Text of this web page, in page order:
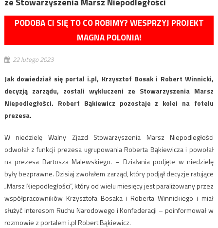
PODOBA CI SIĘ TO CO ROBIMY? WESPRZYJ PROJEKT
MAGNA POLONIA!
22 lutego 2023
Jak dowiedział się portal i.pl, Krzysztof Bosak i Robert Winnicki,
decyzją zarządu, zostali wykluczeni ze Stowarzyszenia Marsz
Niepodległości. Robert Bąkiewicz pozostaje z kolei na fotelu
prezesa.
W niedzielę Walny Zjazd Stowarzyszenia Marsz Niepodległości
odwołał z funkcji prezesa ugrupowania Roberta Bąkiewicza i powołał
na prezesa Bartosza Malewskiego. – Działania podjęte w niedzielę
były bezprawne. Dzisiaj zwołałem zarząd, który podjął decyzje ratujące
„Marsz Niepodległości”, który od wielu miesięcy jest paraliżowany przez
współpracowników Krzysztofa Bosaka i Roberta Winnickiego i miał
służyć interesom Ruchu Narodowego i Konfederacji – poinformował w
rozmowie z portalem i.pl Robert Bąkiewicz.